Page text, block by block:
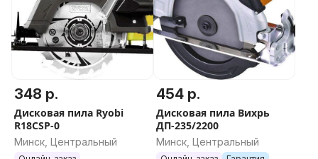
348 р.
Дисковая пила Ryobi
R18CSP-0
Минск, Центральный
454 р.
Дисковая пила Вихрь
ДП-235/2200
Минск, Центральный